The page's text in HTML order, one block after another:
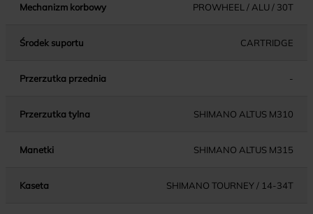
Mechanizm korbowy PROWHEEL / ALU / 30T
Środek suportu CARTRIDGE
Przerzutka przednia -
Przerzutka tylna SHIMANO ALTUS M310
Manetki SHIMANO ALTUS M315
Kaseta SHIMANO TOURNEY / 14-34T